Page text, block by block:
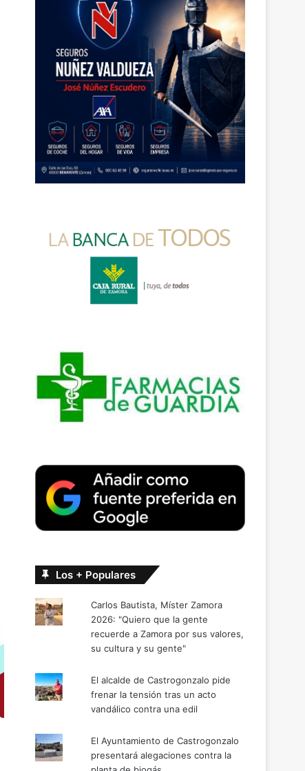
Los + Populares
Carlos Bautista, Míster Zamora
2026: "Quiero que la gente
recuerde a Zamora por sus valores,
su cultura y su gente"
El alcalde de Castrogonzalo pide
frenar la tensión tras un acto
vandálico contra una edil
El Ayuntamiento de Castrogonzalo
presentará alegaciones contra la